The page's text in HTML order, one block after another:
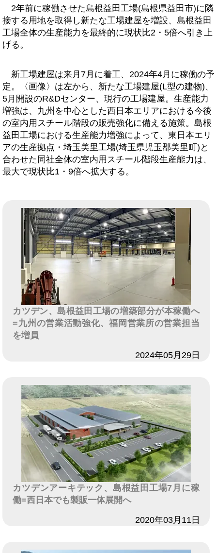
2年前に稼働させた島根益田工場(島根県益田市)に隣
接する用地を取得し新たな工場建屋を増設、島根益田
工場全体の生産能力を最終的に現状比2・5倍へ引き上
げる。
新工場建屋は来月7月に着工、2024年4月に稼働の予
定。〈画像〉は左から、新たな工場建屋(L型の建物)、
5月開設のR&Dセンター、現行の工場建屋。生産能力
増強は、九州を中心とした西日本エリアにおける今後
の室内用スチール階段の販売強化に備える施策。島根
益田工場における生産能力増強によって、東日本エリ
アの生産拠点・埼玉美里工場(埼玉県児玉郡美里町)と
合わせた同社全体の室内用スチール階段生産能力は、
最大で現状比1・9倍へ拡大する。
カツデン、島根益田工場の増築部分が本稼働へ
=九州の営業活動強化、福岡営業所の営業担当
を増員
2024年05月29日
カツデンアーキテック、島根益田工場7月に稼
働=西日本でも製販一体展開へ
2020年03月11日